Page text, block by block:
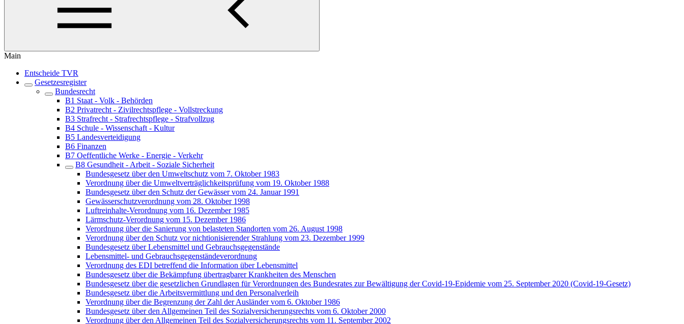
Main
Entscheide TVR
Gesetzesregister
Bundesrecht
B1 Staat - Volk - Behörden
B2 Privatrecht - Zivilrechtspflege - Vollstreckung
B3 Strafrecht - Strafrechtspflege - Strafvollzug
B4 Schule - Wissenschaft - Kultur
B5 Landesverteidigung
B6 Finanzen
B7 Oeffentliche Werke - Energie - Verkehr
B8 Gesundheit - Arbeit - Soziale Sicherheit
Bundesgesetz über den Umweltschutz vom 7. Oktober 1983
Verordnung über die Umweltverträglichkeitsprüfung vom 19. Oktober 1988
Bundesgesetz über den Schutz der Gewässer vom 24. Januar 1991
Gewässerschutzverordnung vom 28. Oktober 1998
Luftreinhalte-Verordnung vom 16. Dezember 1985
Lärmschutz-Verordnung vom 15. Dezember 1986
Verordnung über die Sanierung von belasteten Standorten vom 26. August 1998
Verordnung über den Schutz vor nichtionisierender Strahlung vom 23. Dezember 1999
Bundesgesetz über Lebensmittel und Gebrauchsgegenstände
Lebensmittel- und Gebrauchsgegenständeverordnung
Verordnung des EDI betreffend die Information über Lebensmittel
Bundesgesetz über die Bekämpfung übertragbarer Krankheiten des Menschen
Bundesgesetz über die gesetzlichen Grundlagen für Verordnungen des Bundesrates zur Bewältigung der Covid-19-Epidemie vom 25. September 2020 (Covid-19-Gesetz)
Bundesgesetz über die Arbeitsvermittlung und den Personalverleih
Verordnung über die Begrenzung der Zahl der Ausländer vom 6. Oktober 1986
Bundesgesetz über den Allgemeinen Teil des Sozialversicherungsrechts vom 6. Oktober 2000
Verordnung über den Allgemeinen Teil des Sozialversicherungsrechts vom 11. September 2002